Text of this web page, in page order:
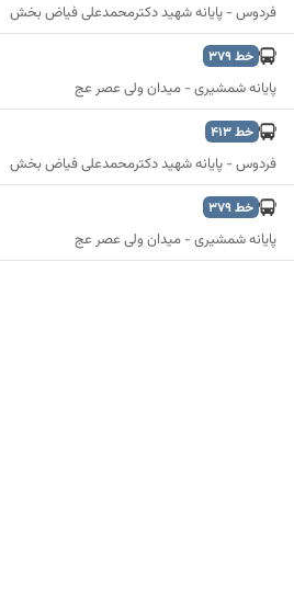
فردوس - پایانه شهید دکترمحمدعلی فیاض بخش
خط379
پایانه شمشیری - میدان ولی عصر عج
خط413
فردوس - پایانه شهید دکترمحمدعلی فیاض بخش
خط379
پایانه شمشیری - میدان ولی عصر عج